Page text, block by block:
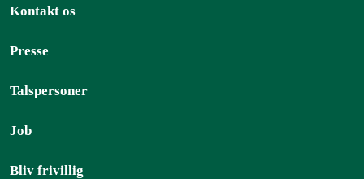
Kontakt os
Presse
Talspersoner
Job
Bliv frivillig